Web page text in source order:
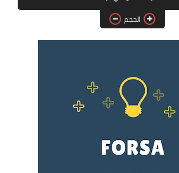
فرص عمل في العراق
فرص عمل في اليمن
دورات تدريبية
الحجم